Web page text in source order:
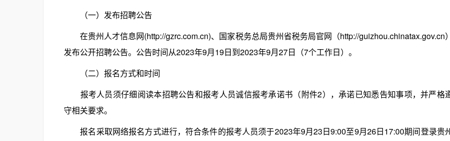
（一）发布招聘公告
在贵州人才信息网(http://gzrc.com.cn)、国家税务总局贵州省税务局官网（http://guizhou.chinatax.gov.cn）
发布公开招聘公告。公告时间从2023年9月19日到2023年9月27日（7个工作日）。
（二）报名方式和时间
报考人员须仔细阅读本招聘公告和报考人员诚信报考承诺书（附件2），承诺已知悉告知事项，并严格
守相关要求。
报名采取网络报名方式进行，符合条件的报考人员须于2023年9月23日9:00至9月26日17:00期间登录贵